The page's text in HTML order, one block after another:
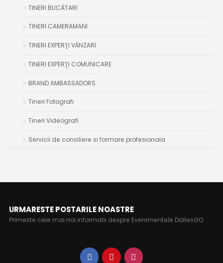
TINERI BUCĂTARI
TINERI CAMERAMANI
TINERI EXPERŢI VÂNZARI
TINERI EXPERŢI COMUNICARE
BRAND AMBASSADORS
Tineri Fotografi
Tineri Videografi
Servicii de consiliere si formare profesionala
URMARESTE POSTARILE NOASTRE
Primeste cele mai noi informatii despre Evenimentele DallesGO.